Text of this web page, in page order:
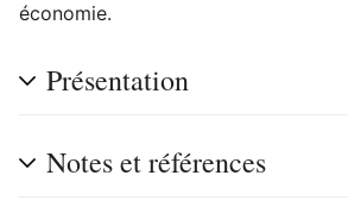
économie.
Présentation
Notes et références